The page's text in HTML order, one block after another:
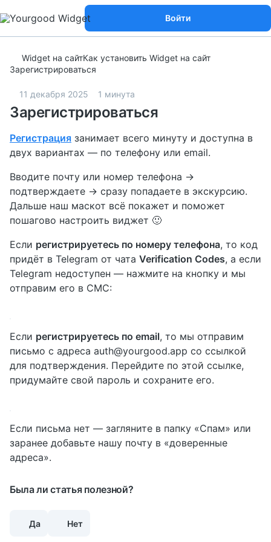
Войти
Widget на сайтКак установить Widget на сайт
Зарегистрироваться
11 декабря 2025 1 минута
Зарегистрироваться
Регистрация занимает всего минуту и доступна в
двух вариантах — по телефону или email.
Вводите почту или номер телефона →
подтверждаете → сразу попадаете в экскурсию.
Дальше наш маскот всё покажет и поможет
пошагово настроить виджет 🙂
Если регистрируетесь по номеру телефона, то код
придёт в Telegram от чата Verification Codes, а если
Telegram недоступен — нажмите на кнопку и мы
отправим его в СМС:
Если регистрируетесь по email, то мы отправим
письмо с адреса auth@yourgood.app со ссылкой
для подтверждения. Перейдите по этой ссылке,
придумайте свой пароль и сохраните его.
Если письма нет — загляните в папку «Спам» или
заранее добавьте нашу почту в «доверенные
адреса».
Была ли статья полезной?
Да Нет